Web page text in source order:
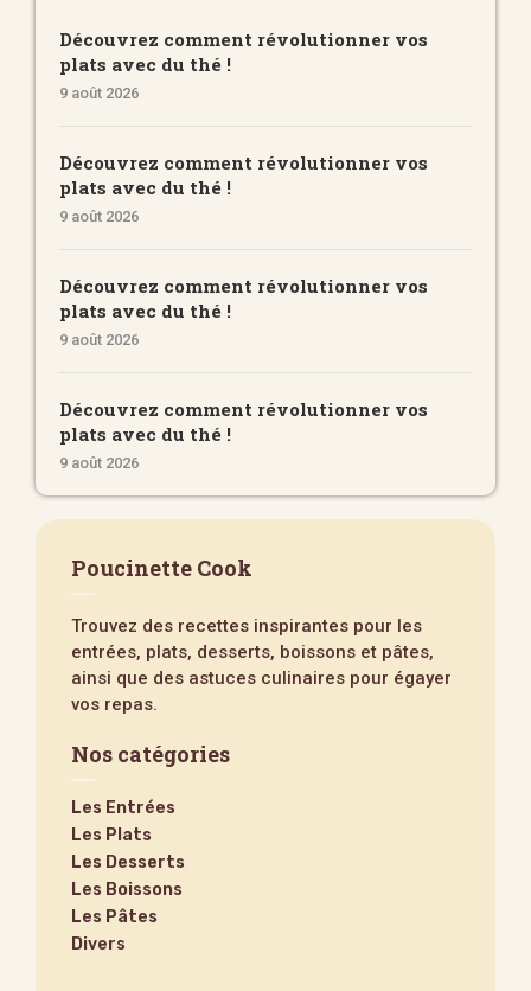
Découvrez comment révolutionner vos
plats avec du thé !
9 août 2026
Découvrez comment révolutionner vos
plats avec du thé !
9 août 2026
Découvrez comment révolutionner vos
plats avec du thé !
9 août 2026
Découvrez comment révolutionner vos
plats avec du thé !
9 août 2026
Poucinette Cook
Trouvez des recettes inspirantes pour les
entrées, plats, desserts, boissons et pâtes,
ainsi que des astuces culinaires pour égayer
vos repas.
Nos catégories
Les Entrées
Les Plats
Les Desserts
Les Boissons
Les Pâtes
Divers